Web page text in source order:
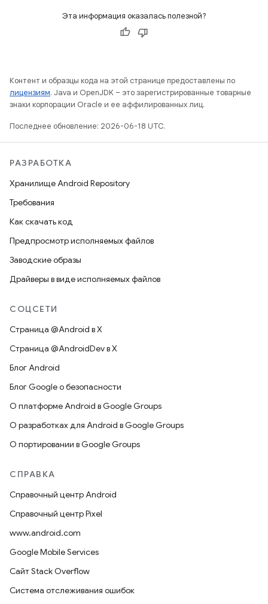
Эта информация оказалась полезной?
Контент и образцы кода на этой странице предоставлены по
лицензиям. Java и OpenJDK – это зарегистрированные товарные
знаки корпорации Oracle и ее аффилированных лиц.
Последнее обновление: 2026-06-18 UTC.
РАЗРАБОТКА
Хранилище Android Repository
Требования
Как скачать код
Предпросмотр исполняемых файлов
Заводские образы
Драйверы в виде исполняемых файлов
СОЦСЕТИ
Страница @Android в X
Страница @AndroidDev в X
Блог Android
Блог Google о безопасности
О платформе Android в Google Groups
О разработках для Android в Google Groups
О портировании в Google Groups
СПРАВКА
Справочный центр Android
Справочный центр Pixel
www.android.com
Google Mobile Services
Сайт Stack Overflow
Система отслеживания ошибок